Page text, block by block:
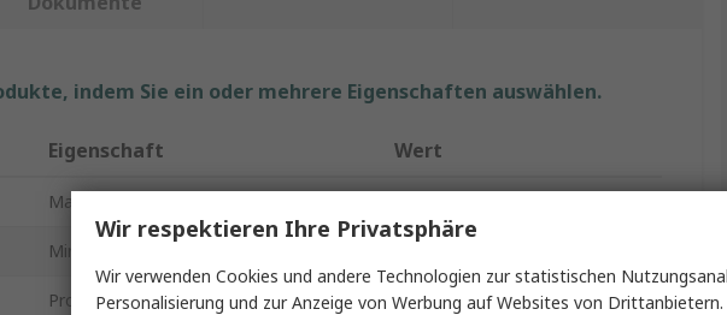
indem Sie ein oder mehrere Eigenschaften auswählen.
Eigenschaft Wert
Marke
Minimale Ansprechtemperatur
Produkt Typ Temperaturmessstreifen
Wir respektieren Ihre Privatsphäre
Wir verwenden Cookies und andere Technologien zur statistischen
Personalisierung und zur Anzeige von Werbung auf Websites von